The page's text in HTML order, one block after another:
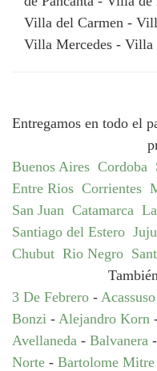
Villa del Carmen -
Villa Mercedes - Villa
Entregamos en todo el
Buenos Aires Cordoba
Entre Rios Corrientes
San Juan Catamarca
Santiago del Estero
Chubut Rio Negro
3 De Febrero - Acassuso
Bonzi - Alejandro Korn
Avellaneda - Balvanera -
Norte - Bartolome Mitre